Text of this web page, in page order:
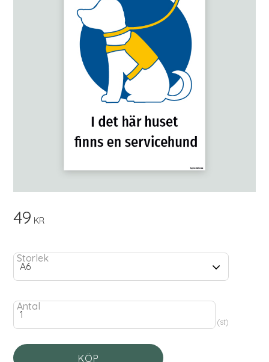
49 KR
Storlek
Antal
st
KÖP